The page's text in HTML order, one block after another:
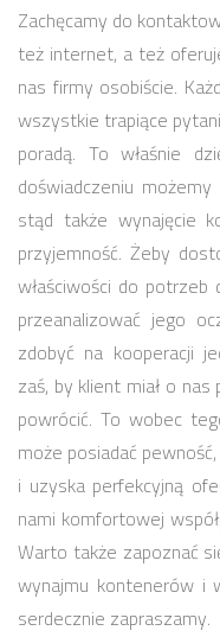
Zachęcamy do
też internet, a też
nas firmy osobiście.
wszystkie trapiące
poradą. To właśnie
doświadczeniu
stąd także wynajęcie
przyjemność. Żeby
właściwości do
przeanalizować jego
zdobyć na kooperacji
zaś, by klient miał o
powrócić. To wobec
może posiadać
i uzyska perfekcyjną
nami komfortowej
Warto także zapoznać
wynajmu kontenerów i
serdecznie zapraszamy.